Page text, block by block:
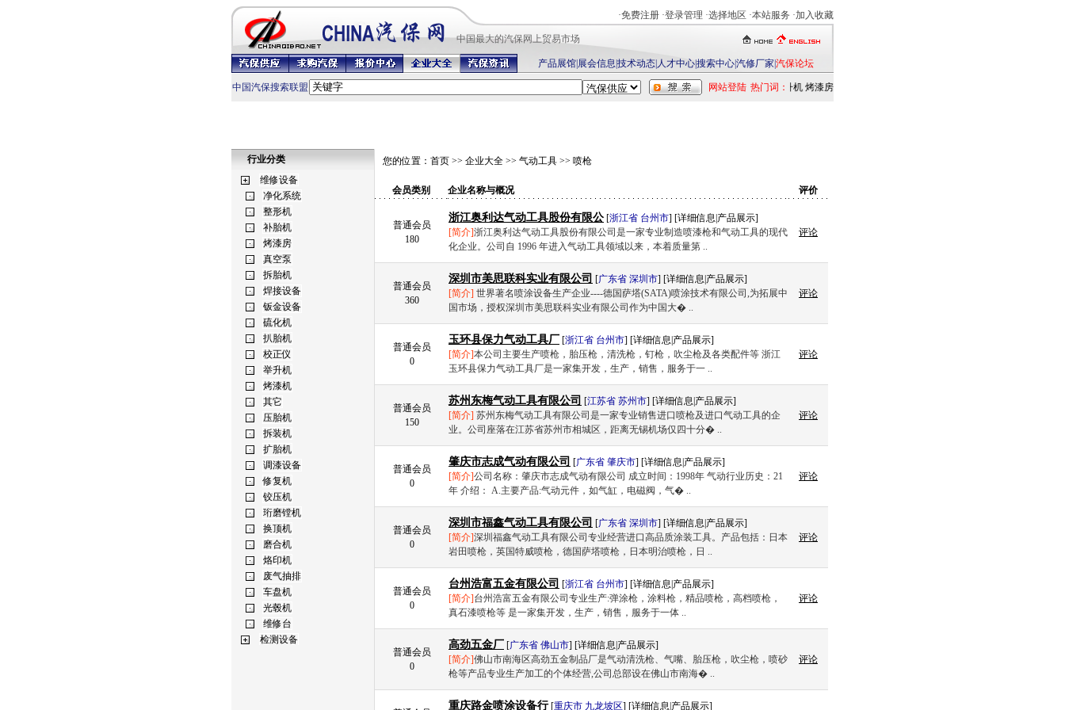
中国最
·免费注册 ·登录管理 ·选择地区 ·本站服务 ·加入收藏
大的汽保网上贸易市场
产品展馆| 展会信息 技术动态| 人才中心|搜索中心|汽修厂家 汽保论坛
中国汽保搜索联盟 网站登陆 热门词：举升机 烤漆房
行业分类 您的位置： 首页 >> 企业大全 >> 气动工具 >> 喷枪
会员类别 企业名称与概况 评价
普通会员
180
浙江奥利达气动工具股份有限公 [浙江省 台州市] [详细信息 产品展示]
[简介]浙江奥利达气动工具股份有限公司是一家专业制造喷漆枪和气动工具的现代
化企业。公司自 1996 年进入气动工具领域以来，本着质量第 ..
评论
普通会员
360
深圳市美思联科实业有限公司 [广东省 深圳市] [详细信息 产品展示]
[简介] 世界著名喷涂设备生产企业----德国萨塔(SATA)喷涂技术有限公司,为拓展中
国市场，授权深圳市美思联科实业有限公司作为中国大� ..
评论
普通会员
0
玉环县保力气动工具厂 [浙江省 台州市] [详细信息 产品展示]
[简介]本公司主要生产喷枪，胎压枪，清洗枪，钉枪，吹尘枪及各类配件等 浙江
玉环县保力气动工具厂是一家集开发，生产，销售，服务于一 ..
评论
普通会员
150
苏州东梅气动工具有限公司 [江苏省 苏州市] [详细信息 产品展示]
[简介] 苏州东梅气动工具有限公司是一家专业销售进口喷枪及进口气动工具的企
业。公司座落在江苏省苏州市相城区，距离无锡机场仅四十分� ..
评论
普通会员
0
肇庆市志成气动有限公司 [广东省 肇庆市] [详细信息 产品展示]
[简介]公司名称：肇庆市志成气动有限公司 成立时间：1998年 气动行业历史：21
年 介绍： A.主要产品:气动元件，如气缸，电磁阀，气� ..
评论
普通会员
0
深圳市福鑫气动工具有限公司 [广东省 深圳市] [详细信息 产品展示]
[简介]深圳福鑫气动工具有限公司专业经营进口高品质涂装工具。产品包括：日本
岩田喷枪，英国特威喷枪，德国萨塔喷枪，日本明治喷枪，日 ..
评论
普通会员
0
台州浩富五金有限公司 [浙江省 台州市] [详细信息 产品展示]
[简介]台州浩富五金有限公司专业生产:弹涂枪，涂料枪，精品喷枪，高档喷枪，
真石漆喷枪等 是一家集开发，生产，销售，服务于一体 ..
评论
普通会员
0
高劲五金厂 [广东省 佛山市] [详细信息 产品展示]
[简介]佛山市南海区高劲五金制品厂是气动清洗枪、气嘴、胎压枪，吹尘枪，喷砂
枪等产品专业生产加工的个体经营,公司总部设在佛山市南海� ..
评论
重庆路金喷涂设备行[重庆市 九龙坡区] [详细信息 产品展示]